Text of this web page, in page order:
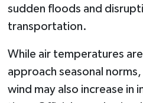
sudden floods and
transportation.
While air temperatures
approach seasonal
wind may also increase in